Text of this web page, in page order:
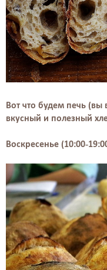
Вот что будем печь
вкусный и полезный
Воскресенье (10:00-